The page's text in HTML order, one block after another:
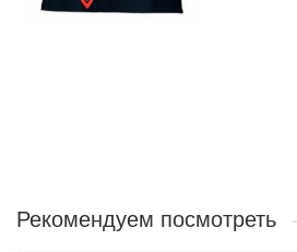
Рекомендуем посмотреть